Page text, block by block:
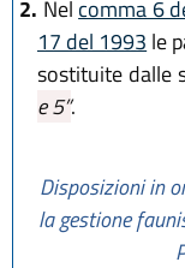
2. Nel comma 6
17 del 1993 le
sostituite dalle
e 5”.
Disposizioni in
la gestione